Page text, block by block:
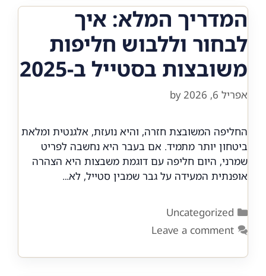
המדריך המלא: איך
לבחור וללבוש חליפות
משובצות בסטייל ב-2025
אפריל 6, 2026 by
החליפה המשובצת חזרה, והיא נועזת, אלגנטית ומלאת
ביטחון יותר מתמיד. אם בעבר היא נחשבה לפריט
שמרני, היום חליפה עם דוגמת משבצות היא הצהרה
אופנתית המעידה על גבר שמבין סטייל, לא…
Categories
Uncategorized
Leave a comment